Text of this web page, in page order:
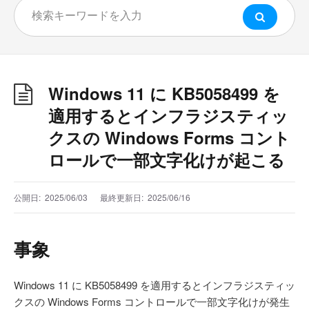
Windows 11 に KB5058499 を
適用するとインフラジスティッ
クスの Windows Forms コント
ロールで一部文字化けが起こる
公開日: 2025/06/03 最終更新日: 2025/06/16
事象
Windows 11 に KB5058499 を適用するとインフラジスティッ
クスの Windows Forms コントロールで一部文字化けが発生